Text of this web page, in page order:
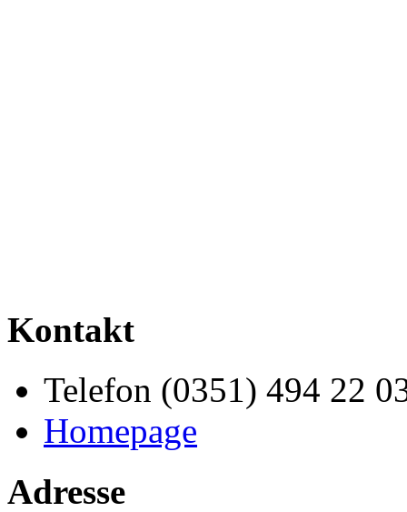
Kontakt
Telefon (0351) 494 22
Homepage
Adresse